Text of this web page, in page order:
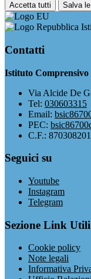
Accetta tutti Salva
Contatti
Istituto Comprensivo
Via Alcide De
Tel: 030603315
Email:
PEC:
C.F.:
Seguici su
Youtube
Instagram
Telegram
Sezione Link Utili
Cookie policy
Note legali
Informativa